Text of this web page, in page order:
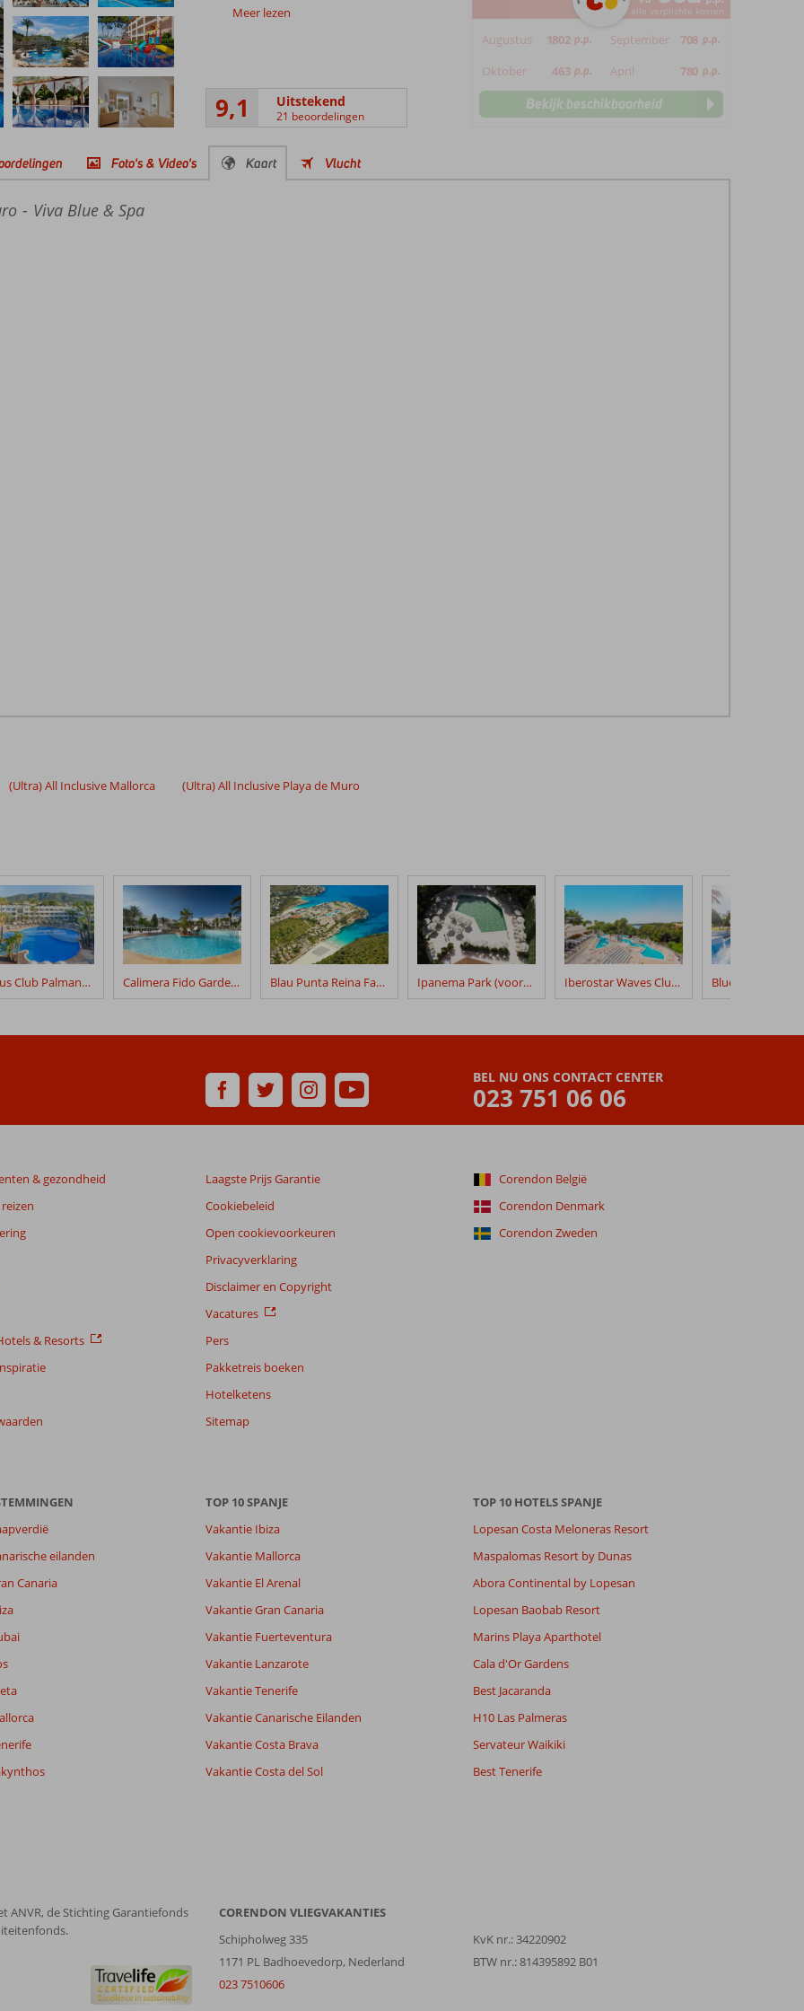
Meer lezen
9,1 Uitstekend
21 beoordelingen
*incl. alle verplichte kosten
Augustus 1802 p.p. September 708 p.p.
Oktober 463 p.p. April 780 p.p.
Bekijk beschikbaarheid
Foto's & Video's Kaart Vlucht
Viva Blue & Spa
8,8
9,5
8,5
Filter reisgezelschap
Alle
Sorteren op
datum (nieuw > oud)
(Ultra) All Inclusive Mallorca (Ultra) All Inclusive Playa de Muro
Fergus Club Palmanova Park Calimera Fido Gardens Blau Punta Reina Family Resort Ipanema Park (voorheen Ipanema Park & Beach) Iberostar Waves Club Cala Barca Bluesea Club
BEL NU ONS CONTACT CENTER
023 751 06 06
& gezondheid
& Resorts
Laagste Prijs Garantie
Cookiebeleid
Open cookievoorkeuren
Privacyverklaring
Disclaimer en Copyright
Vacatures
Pers
Pakketreis boeken
Hotelketens
Sitemap
Corendon België
Corendon Denmark
Corendon Zweden
eilanden
Canaria
TOP 10 SPANJE
Vakantie Ibiza
Vakantie Mallorca
Vakantie El Arenal
Vakantie Gran Canaria
Vakantie Fuerteventura
Vakantie Lanzarote
Vakantie Tenerife
Vakantie Canarische Eilanden
Vakantie Costa Brava
Vakantie Costa del Sol
TOP 10 HOTELS SPANJE
Lopesan Costa Meloneras Resort
Maspalomas Resort by Dunas
Abora Continental by Lopesan
Lopesan Baobab Resort
Marins Playa Aparthotel
Cala d'Or Gardens
Best Jacaranda
H10 Las Palmeras
Servateur Waikiki
Best Tenerife
ANVR, de Stichting Garantiefonds
CORENDON VLIEGVAKANTIES
Schipholweg 335
1171 PL Badhoevedorp, Nederland
023 7510606
KvK nr.: 34220902
BTW nr.: 814395892 B01